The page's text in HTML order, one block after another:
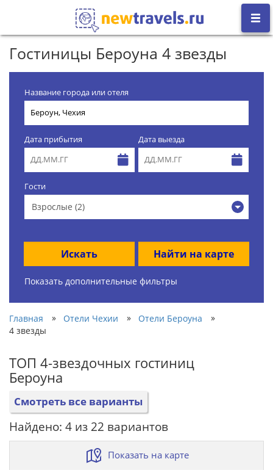
Гостиницы Бероуна 4 звезды
Название города или отеля
Дата прибытия Дата выезда
Гости
Взрослые (2)
Искать Найти на карте
Показать дополнительные фильтры
Главная » Отели Чехии » Отели Бероуна
»
4 звезды
ТОП 4-звездочных гостиниц
Бероуна
Смотреть все варианты
Найдено: 4 из 22 вариантов
Показать на карте